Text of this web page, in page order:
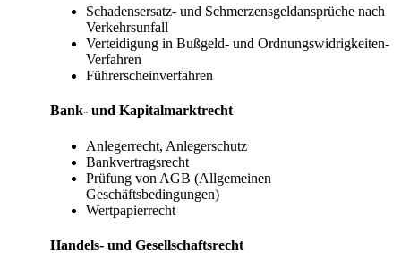
Schadensersatz- und Schmerzensgeldansprüche nach
Verkehrsunfall
Verteidigung in Bußgeld- und Ordnungswidrigkeiten-
Verfahren
Führerscheinverfahren
Bank- und Kapitalmarktrecht
Anlegerrecht, Anlegerschutz
Bankvertragsrecht
Prüfung von AGB (Allgemeinen
Geschäftsbedingungen)
Wertpapierrecht
Handels- und Gesellschaftsrecht